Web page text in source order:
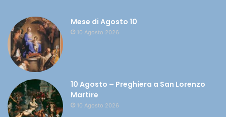
Mese di Agosto 10
10 Agosto 2026
10 Agosto – Preghiera a San Lorenzo
Martire
10 Agosto 2026